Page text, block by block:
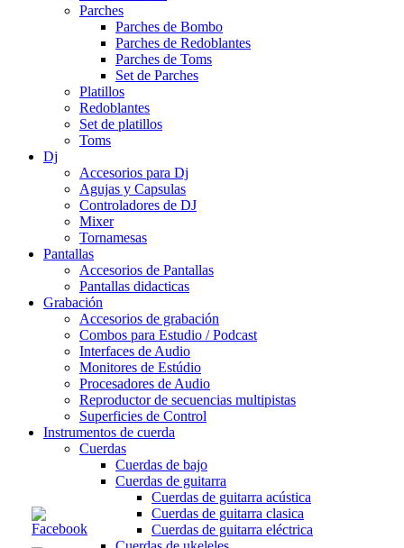
Parches
Parches de Bombo
Parches de Redoblantes
Parches de Toms
Set de Parches
Platillos
Redoblantes
Set de platillos
Toms
Dj
Accesorios para Dj
Agujas y Capsulas
Controladores de DJ
Mixer
Tornamesas
Pantallas
Accesorios de Pantallas
Pantallas didacticas
Grabación
Accesorios de grabación
Combos para Estudio / Podcast
Interfaces de Audio
Monitores de Estúdio
Procesadores de Audio
Reproductor de secuencias multipistas
Superficies de Control
Instrumentos de cuerda
Cuerdas
Cuerdas de bajo
Cuerdas de guitarra
Cuerdas de guitarra acústica
Cuerdas de guitarra clasica
Cuerdas de guitarra eléctrica